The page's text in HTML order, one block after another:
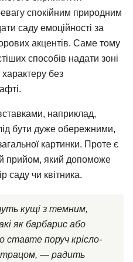
спокійним природним
саду емоційності за
акцентів. Саме тому
способів надати зоні
характеру без
наприклад,
бути дуже обережними,
картинки. Проте є
прийом, який допоможе
саду чи квітника.
кущі з темним,
як барбарис або
ставте поруч крісло-
— радить